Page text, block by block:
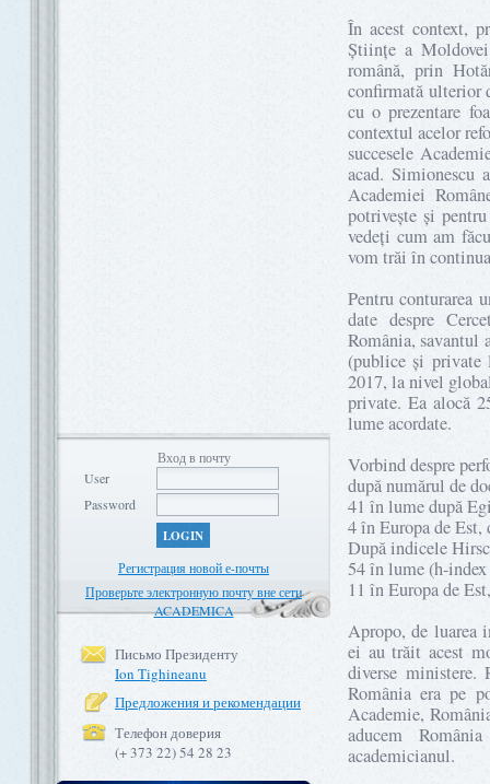
Вход в почту
User
Password
LOGIN
Регистрация новой е-почты
Проверьте электронную почту вне сети
ACADEMICA
Письмо Президенту
Ion Tighineanu
Предложения и рекомендации
Телефон доверия
(+ 373 22) 54 28 23
În acest context,
Științe a
română, prin
confirmată ulterior
cu o prezentare
contextul acelor
succesele
acad. Simionescu
Academiei
potrivește și
vedeți cum am
vom trăi în
Pentru conturarea
date despre
România, savantul
(publice și private
2017, la nivel
private. Ea alocă
lume acordate.
Vorbind despre
după numărul de
41 în lume după
4 în Europa de Est,
După indicele
54 în lume (h-
11 în Europa de
Apropo, de luarea
ei au trăit acest
diverse
România era pe
Academie,
aducem
academicianul.